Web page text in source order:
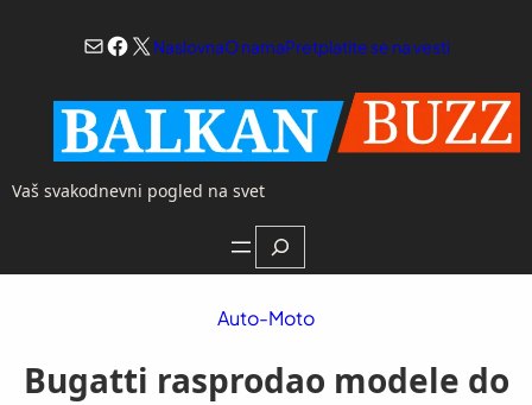
Mail
Facebook
X NaslovnaO namaPretplatite se na vesti
Vaš svakodnevni pogled na svet
Search
Auto-Moto
Bugatti rasprodao modele do